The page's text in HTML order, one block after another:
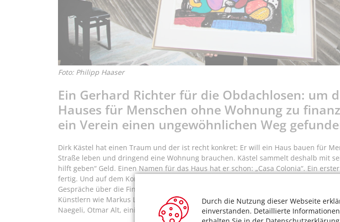
Durch die Nutzung dieser Webseite
einverstanden. Detaillierte
Foto: Philipp Haaser
Ein Gerhard Richter für die Obdachlosen: um
Hauses für Menschen ohne Wohnung zu
ein Verein einen ungewöhnlichen Weg
Dirk Kästel hat einen Traum und der ist recht konkret: Er will ein Haus bauen für
Straße leben und dringend eine Wohnung brauchen. Kästel sammelt deshalb mit
hilft geben“ Geld. Einen Namen für das Haus hat er schon: „Casa Colonia“. Ein
fertig. Und auf dem Konto des Vereins liegt tatsächlich schon genug Eigenkapital,
Gespräche über die Finanzierung zu führen. Die komfortable Ausgangsposition
Künstlern wie Markus Lüpertz, Gerhard Richter, Oliver Jordan, HA Schult, Klaus
Naegeli, Otmar Alt, einigen Kunstsammlern und vielen kunstbegeisterten